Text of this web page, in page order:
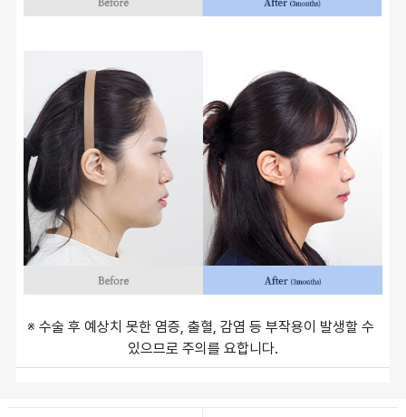
※ 수술 후 예상치 못한 염증, 출혈, 감염 등 부작용이 발생할 수
있으므로 주의를 요합니다.